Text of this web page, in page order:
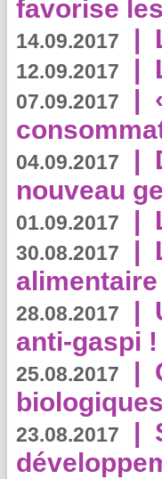
favorise
14.09.2017 |
12.09.2017 |
07.09.2017 |
04.09.2017 |
nouveau
01.09.2017 |
30.08.2017 |
28.08.2017 |
anti-gaspi !
25.08.2017 |
23.08.2017 |